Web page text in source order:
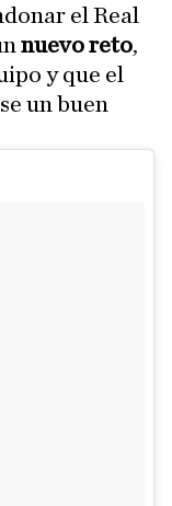
el Real
nuevo reto,
y que el
un buen